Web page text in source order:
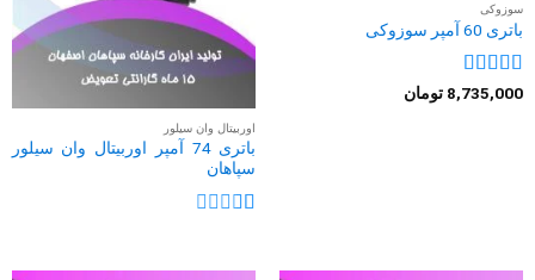
سوزوکی
باتری 60 آمپر سوزوکی
نمره4از
8,735,000 تومان
اوربیتال وان سیلور
باتری 74 آمپر اوربیتال وان سیلور
سپاهان
از